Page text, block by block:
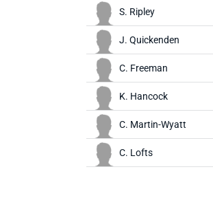
S. Ripley
J. Quickenden
C. Freeman
K. Hancock
C. Martin-Wyatt
C. Lofts